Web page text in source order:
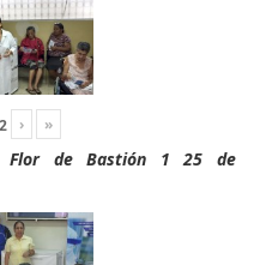
2 › »
Flor de Bastión 1 25 de